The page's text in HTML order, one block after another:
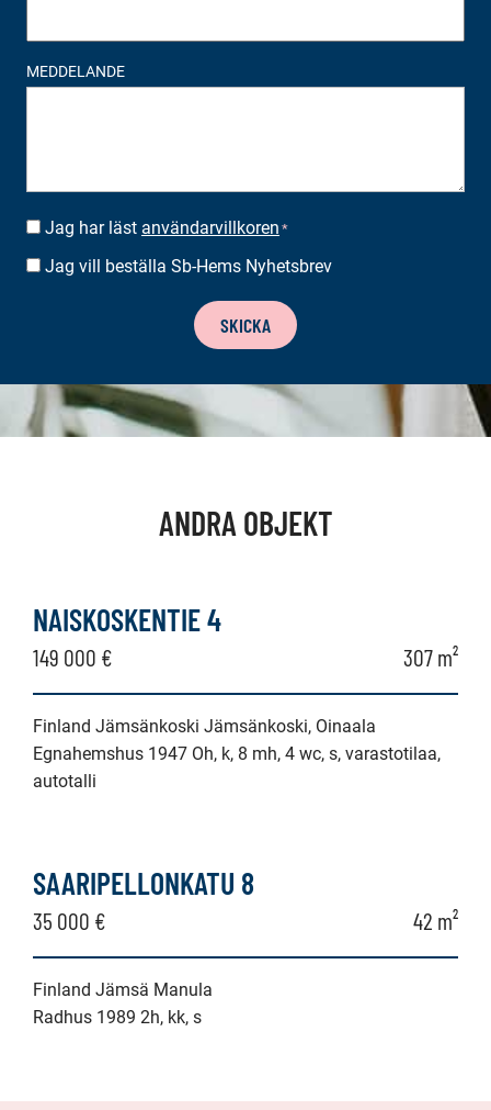
MEDDELANDE
SUOSTUMUS *
Jag har läst användarvillkoren *
BESTÄLLA
Jag vill beställa Sb-Hems Nyhetsbrev
SKICKA
ANDRA OBJEKT
NAISKOSKENTIE 4
149 000 € 307 m²
Finland Jämsänkoski Jämsänkoski, Oinaala
Egnahemshus 1947 Oh, k, 8 mh, 4 wc, s, varastotilaa,
autotalli
SAARIPELLONKATU 8
35 000 € 42 m²
Finland Jämsä Manula
Radhus 1989 2h, kk, s